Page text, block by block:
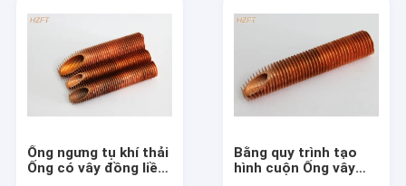
Ống ngưng tụ khí thải
Ống có vây đồng liền
Bằng quy trình tạo
hình cuộn Ống vây